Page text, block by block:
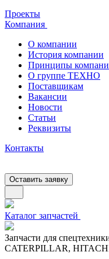
Проекты
Компания
О компании
История компании
Принципы
О группе ТЕХНО
Поставщикам
Вакансии
Новости
Статьи
Реквизиты
Контакты
Оставить заявку
Каталог запчастей
Запчасти для
CATERPILLAR,